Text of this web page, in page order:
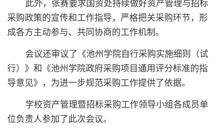
此外，张赛要求国资处持续做好资产管理与招标
采购政策的宣传和工作指导，严格把关采购环节，形
成各方主动参与、共同协商的工作机制。
会议还审议了《池州学院自行采购实施细则（试
行）》和《池州学院政府采购项目通用评分标准的指
导意见》，为进一步规范采购工作提供了依据。
学校资产管理暨招标采购工作领导小组各成员单
位负责人参加了此次会议。